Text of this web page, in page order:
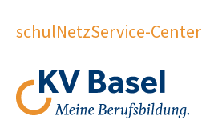
schulNetzService-Center